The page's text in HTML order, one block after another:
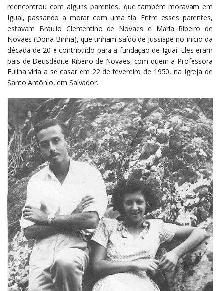
reencontrou com alguns parentes, que também moravam em
Iguaí, passando a morar com uma tia. Entre esses parentes,
estavam Bráulio Clementino de Novaes e Maria Ribeiro de
Novaes (Dona Binha), que tinham saído de Jussiape no início da
década de 20 e contribuído para a fundação de Iguaí. Eles eram
pais de Deusdédite Ribeiro de Novaes, com quem a Professora
Eulina viria a se casar em 22 de fevereiro de 1950, na Igreja de
Santo Antônio, em Salvador.